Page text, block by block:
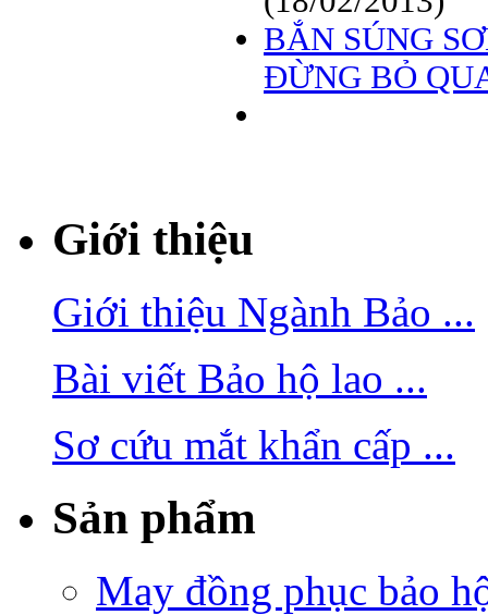
BẮN SÚNG
ĐỪNG BỎ
Giới thiệu
Giới thiệu Ngành Bảo ...
Bài viết Bảo hộ lao ...
Sơ cứu mắt khẩn cấp ...
Sản phẩm
May đồng phục bảo